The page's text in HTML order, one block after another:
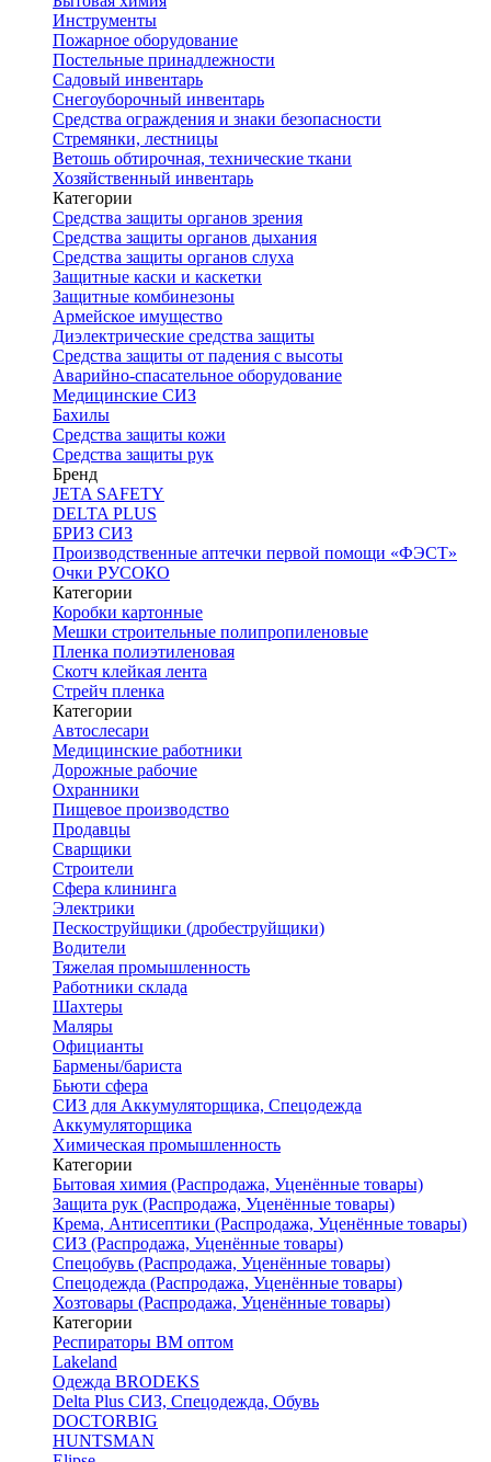
Инструменты
Пожарное оборудование
Постельные принадлежности
Садовый инвентарь
Снегоуборочный инвентарь
Средства ограждения и знаки безопасности
Стремянки, лестницы
Ветошь обтирочная, технические ткани
Хозяйственный инвентарь
Категории
Средства защиты органов зрения
Средства защиты органов дыхания
Средства защиты органов слуха
Защитные каски и каскетки
Защитные комбинезоны
Армейское имущество
Диэлектрические средства защиты
Средства защиты от падения с высоты
Аварийно-спасательное оборудование
Медицинские СИЗ
Бахилы
Средства защиты кожи
Средства защиты рук
Бренд
JETA SAFETY
DELTA PLUS
БРИЗ СИЗ
Производственные аптечки первой помощи «ФЭСТ»
Очки РУСОКО
Категории
Коробки картонные
Мешки строительные полипропиленовые
Пленка полиэтиленовая
Скотч клейкая лента
Стрейч пленка
Категории
Автослесари
Медицинские работники
Дорожные рабочие
Охранники
Пищевое производство
Продавцы
Сварщики
Строители
Сфера клининга
Электрики
Пескоструйщики (дробеструйщики)
Водители
Тяжелая промышленность
Работники склада
Шахтеры
Маляры
Официанты
Бармены/бариста
Бьюти сфера
СИЗ для Аккумуляторщика, Спецодежда
Аккумуляторщика
Химическая промышленность
Категории
Бытовая химия (Распродажа, Уценённые товары)
Защита рук (Распродажа, Уценённые товары)
Крема, Антисептики (Распродажа, Уценённые товары)
СИЗ (Распродажа, Уценённые товары)
Спецобувь (Распродажа, Уценённые товары)
Спецодежда (Распродажа, Уценённые товары)
Хозтовары (Распродажа, Уценённые товары)
Категории
Респираторы ВМ оптом
Lakeland
Одежда BRODEKS
Delta Plus СИЗ, Спецодежда, Обувь
DOCTORBIG
HUNTSMAN